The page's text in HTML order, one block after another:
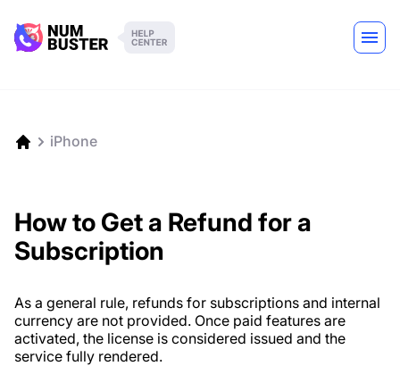
iPhone
How to Get a Refund for a
Subscription
As a general rule, refunds for subscriptions and internal
currency are not provided. Once paid features are
activated, the license is considered issued and the
service fully rendered.